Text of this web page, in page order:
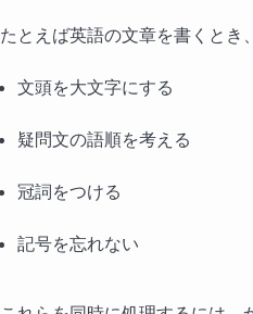
たとえば英語の文章を書くとき、
文頭を大文字にする
疑問文の語順を考える
冠詞をつける
記号を忘れない